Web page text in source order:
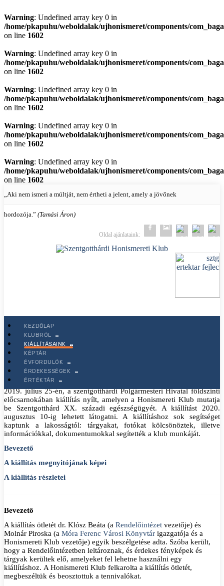
Warning: Undefined array key 0 in
/home/pkapuhu/weboldalak/ujhonismeret/components/
on line 1602
Warning: Undefined array key 0 in
/home/pkapuhu/weboldalak/ujhonismeret/components/
on line 1602
Warning: Undefined array key 0 in
/home/pkapuhu/weboldalak/ujhonismeret/components/
on line 1602
Warning: Undefined array key 0 in
/home/pkapuhu/weboldalak/ujhonismeret/components/
on line 1602
Warning: Undefined array key 0 in
/home/pkapuhu/weboldalak/ujhonismeret/components/
on line 1602
„Aki nem ismeri a múltját, nem értheti a jelent, amely a jövőnek
hordozója.” (Tamási Áron)
Oldal ajánlataink:
KEZDŐLAP
KLUBRÓL
KIÁLLÍTÁSAINK
KÉPTÁR
ÉVFORDULÓK
ÉRDEKESSÉGEK
ÉRTÉKTÁR
Frank Róza
- Szentgotthárd egészségügye
2019. július 25-én, a szentgotthárdi Polgármesteri Hivatal földszinti
előcsarnokában kiállítás nyílt, amelyen a Honismereti Klub mutatja
be Szentgotthárd XX. századi egészségügyét. A kiállítást 2020.
augusztus 10-ig lehetett látogatni. A kiállításhoz sok segítséget
kaptunk a lakosságtól: tárgyakat, fotókat kölcsönöztek, illetve
információkkal, dokumentumokkal segítették a klub munkáját.
Bevezető
A kiállítás megnyitójának képei
A kiállítás részletei
Bevezető
A kiállítás ötletét dr. Klósz Beáta (a Rendelőintézet vezetője) és
Molnár Piroska (a Móra Ferenc Városi Könyvtár igazgatója és a
Honismereti Klub vezetője) egyik beszélgetése adta. Szóba került,
hogy a Rendelőintézetben leltároznak, és érdekes fényképek és
tárgyak kerültek elő, amelyeket fel lehetne használni egy
kiállításhoz. A Honismereti Klub felkarolta a kiállítás ötletét,
megbeszéltük és beosztottuk a tennivalókat.